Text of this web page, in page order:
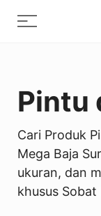
Menu
Pintu
Cari Produk
Mega Baja
ukuran, dan
khusus Sobat